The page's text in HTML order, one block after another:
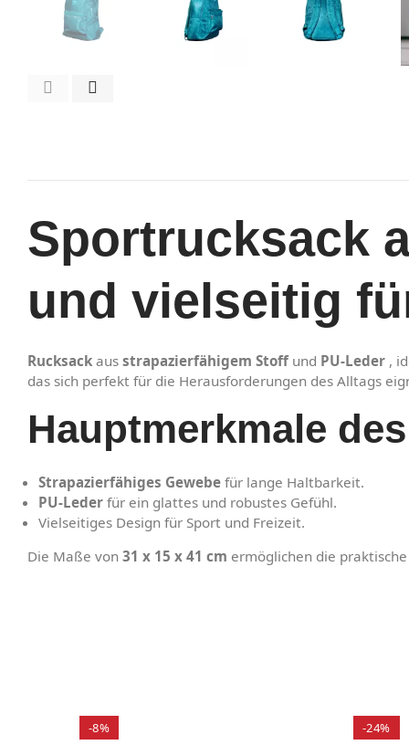
Sportrucksack
und vielseitig
Rucksack aus strapazierfähigem Stoffund PU-Leder ,
das sich perfekt für die Herausforderungen des Alltags
Hauptmerkmale
Strapazierfähiges Gewebe für lange Haltbarkeit.
PU-Leder für ein glattes und robustes Gefühl.
Vielseitiges Design für Sport und Freizeit.
Die Maße von 31 x 15 x 41 cm ermöglichen die
-8% -24%